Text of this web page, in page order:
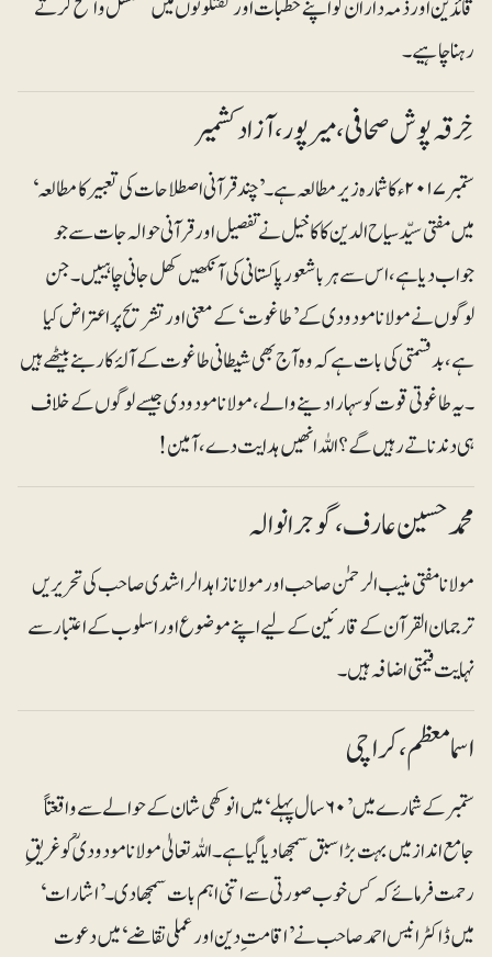
قائدین اور ذمہ داران کو اپنے خطبات اور گفتگوئوں میں مسلسل واضح کرتے
رہنا چاہیے۔
خِرقہ پوش صحافی ، میرپور،آزاد کشمیر
ستمبر ۲۰۱۷ء کا شمارہ زیرمطالعہ ہے۔ ’چند قرآنی اصطلاحات کی تعبیر کا مطالعہ‘
میں مفتی سیّد سیاح الدین کاکاخیل نے تفصیل اور قرآنی حوالہ جات سے جو
جواب دیا ہے، اس سے ہرباشعور پاکستانی کی آنکھیں کھل جانی چاہییں۔ جن
لوگوں نے مولانا مودودی کے ’طاغوت‘ کے معنی اور تشریح پر اعتراض کیا
ہے،بدقسمتی کی بات ہے کہ وہ آج بھی شیطانی طاغوت کے آلۂ کار بنے بیٹھے ہیں
۔ یہ طاغوتی قوت کو سہارا دینے والے، مولانا مودودی جیسے لوگوں کے خلاف
ہی دندناتے رہیں گے؟ اللہ انھیں ہدایت دے، آمین!
محمد حسین عارف، گوجرانوالہ
مولانا مفتی منیب الرحمٰن صاحب اور مولانا زاہد الراشدی صاحب کی تحریریں
ترجمان القرآن کے قارئین کے لیے اپنے موضوع اور اسلوب کے اعتبار سے
نہایت قیمتی اضافہ ہیں۔
اسما معظم ، کراچی
ستمبر کے شمارے میں ’۶۰ سا ل پہلے‘ میں انوکھی شان کے حوالے سے واقعتاً
جامع انداز میں بہت بڑا سبق سمجھادیا گیا ہے۔ اللہ تعالیٰ مولانا مودودیؒ کو غریقِ
رحمت فرمائے کہ کس خوب صورتی سے اتنی اہم بات سمجھا دی۔ ’اشارات‘
میں ڈاکٹر انیس احمد صاحب نے ’اقامت ِ دین اور عملی تقاضے‘ میں دعوت